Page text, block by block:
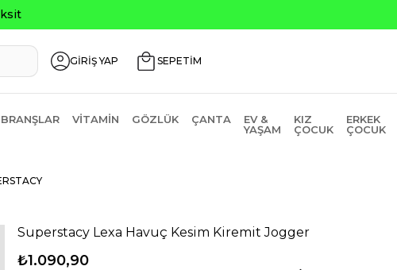
GİRİŞ YAP SEPETİM
BRANŞLAR VITAMIN GÖZLÜK ÇANTA
EV &
YAŞAM
KIZ
ÇOCUK
ERKEK
ÇOCUK
Superstacy Lexa Havuç Kesim Kiremit Jogger
₺1.090,90